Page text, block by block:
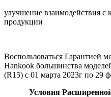
улучшение взаимодействия с
продукции
Воспользоваться Гарантией
Hankook большинства
(R15) с 01 марта 2023г по 29
Условия